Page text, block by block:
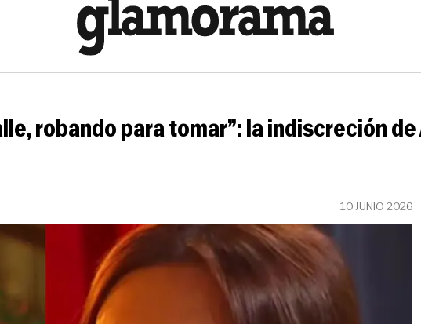
robando para tomar”: la indiscreción
10 JUNIO 2026